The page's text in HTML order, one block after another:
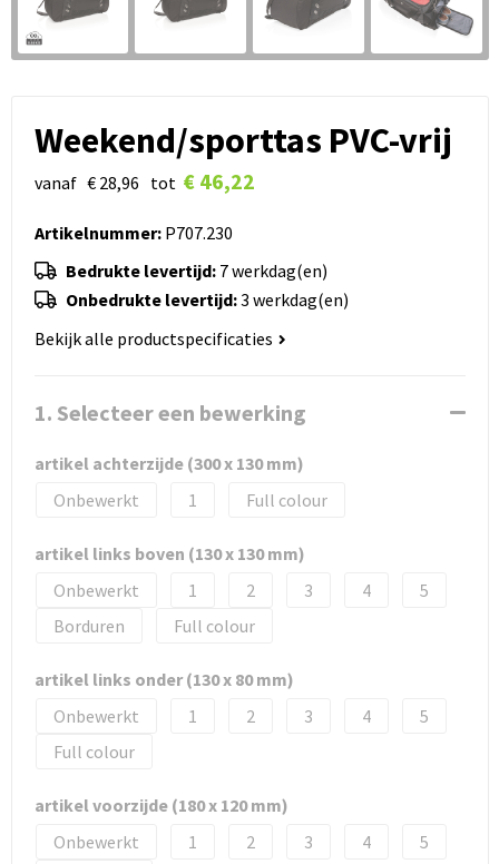
Weekend/sporttas PVC-vrij
vanaf € 28,96 tot € 46,22
Artikelnummer:P707.230
Bedrukte levertijd: 7 werkdag(en)
Onbedrukte levertijd:3 werkdag(en)
Bekijk alle productspecificaties
1. Selecteer een bewerking
artikel achterzijde (300 x 130 mm)
Onbewerkt
1 Full colour
artikel links boven (130 x 130 mm)
Onbewerkt
1 2 3 4
5
Borduren
Full colour
artikel links onder (130 x 80 mm)
Onbewerkt
1 2 3 4
5
Full colour
artikel voorzijde (180 x 120 mm)
Onbewerkt
1 2 3 4
5